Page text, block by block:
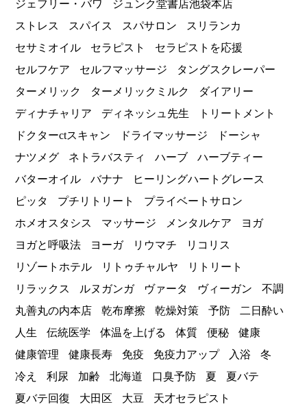
ジェフリー・バワ
ジュンク堂書店池袋本店
ストレス
スパイス スパサロン
スリランカ
セサミオイル
セラピスト
セラピストを応援
セルフケア
セルフマッサージ
タングスクレーパー
ターメリック
ターメリックミルク
ダイアリー
ディナチャリア
ディネッシュ先生
トリートメント
ドクターctスキャン
ドライマッサージ
ドーシャ
ナツメグ
ネトラバスティ ハーブ
ハーブティー
バターオイル
バナナ
ヒーリングハートグレース
ピッタ
プチリトリート
プライベートサロン
ホメオスタシス
マッサージ メンタルケア
ヨガ
ヨガと呼吸法
ヨーガ リウマチ
リコリス
リゾートホテル
リトゥチャルヤ
リトリート
リラックス
ルヌガンガ ヴァータ ヴィーガン
不調
丸善丸の内本店
乾布摩擦 乾燥対策 予防
二日酔い
人生
伝統医学 体温を上げる 体質 便秘
健康
健康管理
健康長寿 免疫 免疫力アップ 入浴
冬
冷え
利尿 加齢 北海道 口臭予防 夏
夏バテ
夏バテ回復
大田区 大豆
天才セラピスト